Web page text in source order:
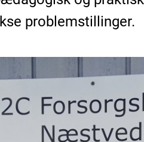
problemstillinger.